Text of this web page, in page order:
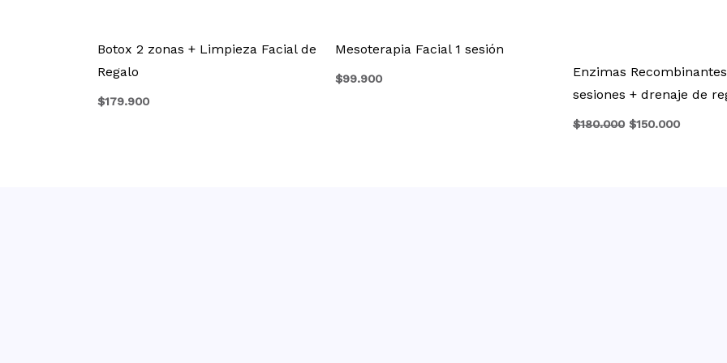
Botox 2 zonas + Limpieza Facial de
Regalo
$179.900
Mesoterapia Facial 1 sesión
$99.900
Enzimas
sesiones + drenaje de
$180.000 $150.000